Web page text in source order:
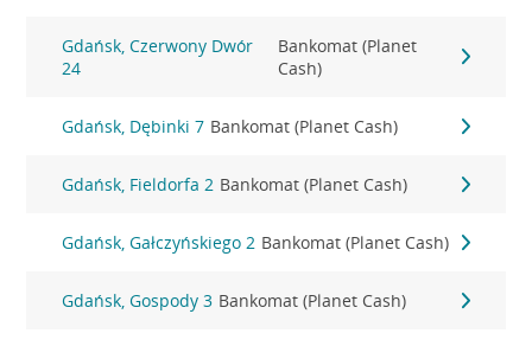
Gdańsk, Czerwony Dwór
24
Bankomat (Planet
Cash)
Gdańsk, Dębinki 7 Bankomat (Planet Cash)
Gdańsk, Fieldorfa 2 Bankomat (Planet Cash)
Gdańsk, Gałczyńskiego 2 Bankomat (Planet Cash)
Gdańsk, Gospody 3 Bankomat (Planet Cash)